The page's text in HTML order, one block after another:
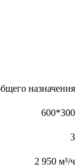
назначения
600*300
3
2 950 м³/ч